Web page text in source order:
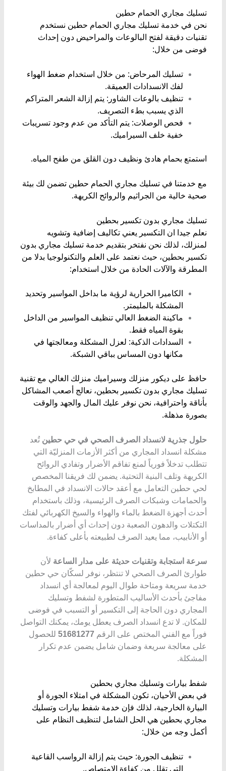
​تسليك مجاري الحمام حطين
نحن في خدمة تسليك مجاري الحمام حطين نستخدم
تقنيات دقيقة لفتح البالوعات والمراحيض دون إحداث
فوضى من خلال:
​تسليك المرحاض: من خلال استخدام ضغط الهواء
لفك الانسدادات العميقة.
​تنظيف بالوعات الشاور: يتم إزالة الشعر المتراكم
الذي يسبب بطء التصريف.
​فحص الوصلات: يتم التأكد من عدم وجود تسريبات
خفية خلف السيراميك.
​استمتع بحمام هادئ ونظيف دون القلق من طفح المياه.
مع خدمتنا في تسليك مجاري الحمام حطين تضمن لك بيئة
صحية خالية من الجراثيم والروائح الكريهة.
​تسليك مجاري بدون تكسير بحطين
نعلم جيدا ان ​التكسير يعني تكاليف إضافية وتشويه
لمنزلك، لذلك نحن نفتخر بتقديم خدمة تسليك مجاري بدون
تكسير بحطين، حيث نعتمد على العلم والتكنولوجيا بدلا من
المطرقة والآلات الحادة من خلال استخدام:
​الكاميرا الحرارية لرؤية ما بداخل المواسير وتحديد
المشكلة بالمليمتر.
​ماكينة الضغط العالي تنظيف المواسير من الداخل
بقوة المياه فقط.
​السدادات الذكية: لعزل المشكلة ومعالجتها في
مكانها دون المساس بباقي الشبكة.
​حافظ على ديكور منزلك وسيراميك منزلك الغالي مع تقنية
تسليك مجاري بدون تكسير بحطين، نعالج أصعب المشاكل
بأناقة واحترافية، نحن نوفر عليك المال والجهد والوقت
بصورة مذهلة.
حلول جذرية لانسداد الصرف الصحي في حي حطين تُعد
مشكلة انسداد المجاري من أكثر الأزمات المنزليّة التي
تتطلب تدخلاً فورياً لمنع تفاقم الأضرار وتفادي الروائح
الكريهة وتلف البنية التحتية. يضمن لك فريقنا المخصص
لحي حطين التعامل مع أعقد حالات الانسداد في المطابخ
والحمامات وشبكات الصرف الرئيسية، وذلك باستخدام
أحدث أجهزة الضغط بالماء والهواء والسيخ الكهربائي لفتك
التكتلات والدهون الصعبة دون إحداث أي أضرار بالمداسات
أو الأنابيب، مما يعيد الصرف لطبيعته بأعلى كفاءة.
سرعة استجابة وتقنيات حديثة على مدار الساعة لأن
طوارئ الصرف الصحي لا تنتظر، نوفر لسكّان حي حطين
خدمة سريعة ومتاحة طوال اليوم لمعالجة أي انسداد
مفاجئ بأحدث الأساليب المتطورة لشفط وتسليك
المجاري دون الحاجة إلى التكسير أو التسبب في فوضى
للمكان. لا تدع انسداد الصرف يعطل يومك، يمكنك التواصل
فوراً مع الفني المختص على الرقم51681277 للحصول
على معالجة سريعة وضمان شامل يضمن عدم تكرار
المشكلة.
​شفط بيارات وتسليك مجاري بحطين
​في بعض الأحيان، تكون المشكلة في امتلاء الجورة أو
البيارة الخارجية، لذلك فإن خدمة شفط بيارات وتسليك
مجاري بحطين هي الحل الشامل لتنظيف النظام على
أكمل وجه من خلال:
​تنظيف الجورة: حيث يتم إزالة الرواسب القاعية
التي تقلل من كفاءة الامتصاص.